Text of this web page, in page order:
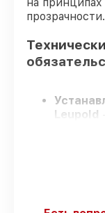
прозрачности.
Leupold
только